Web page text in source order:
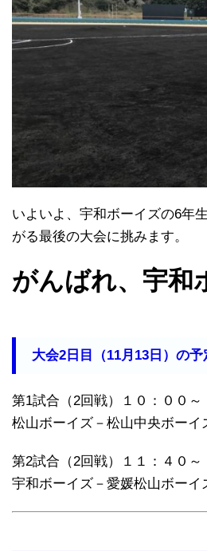
いよいよ、宇和ボーイズの6年
がる最後の大会に挑みます。
がんばれ、宇和
大会2日目（11月13日）の予
第1試合（2回戦）１０：００～
松山ボーイズ－松山中央ボーイ
第2試合（2回戦）１１：４０～
宇和ボーイズ－愛媛松山ボーイ